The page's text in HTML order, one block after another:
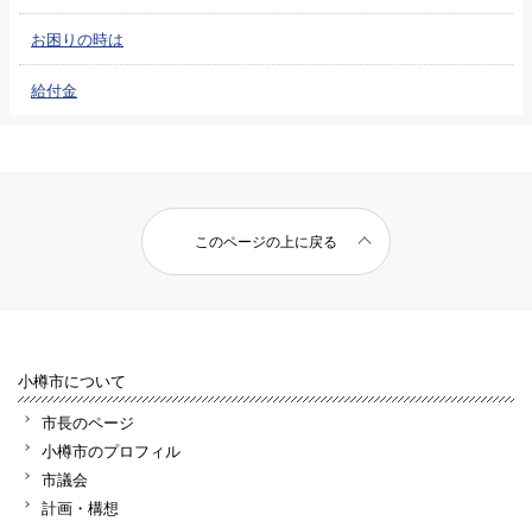
お困りの時は
給付金
このページの上に戻る
小樽市について
市長のページ
小樽市のプロフィル
市議会
計画・構想